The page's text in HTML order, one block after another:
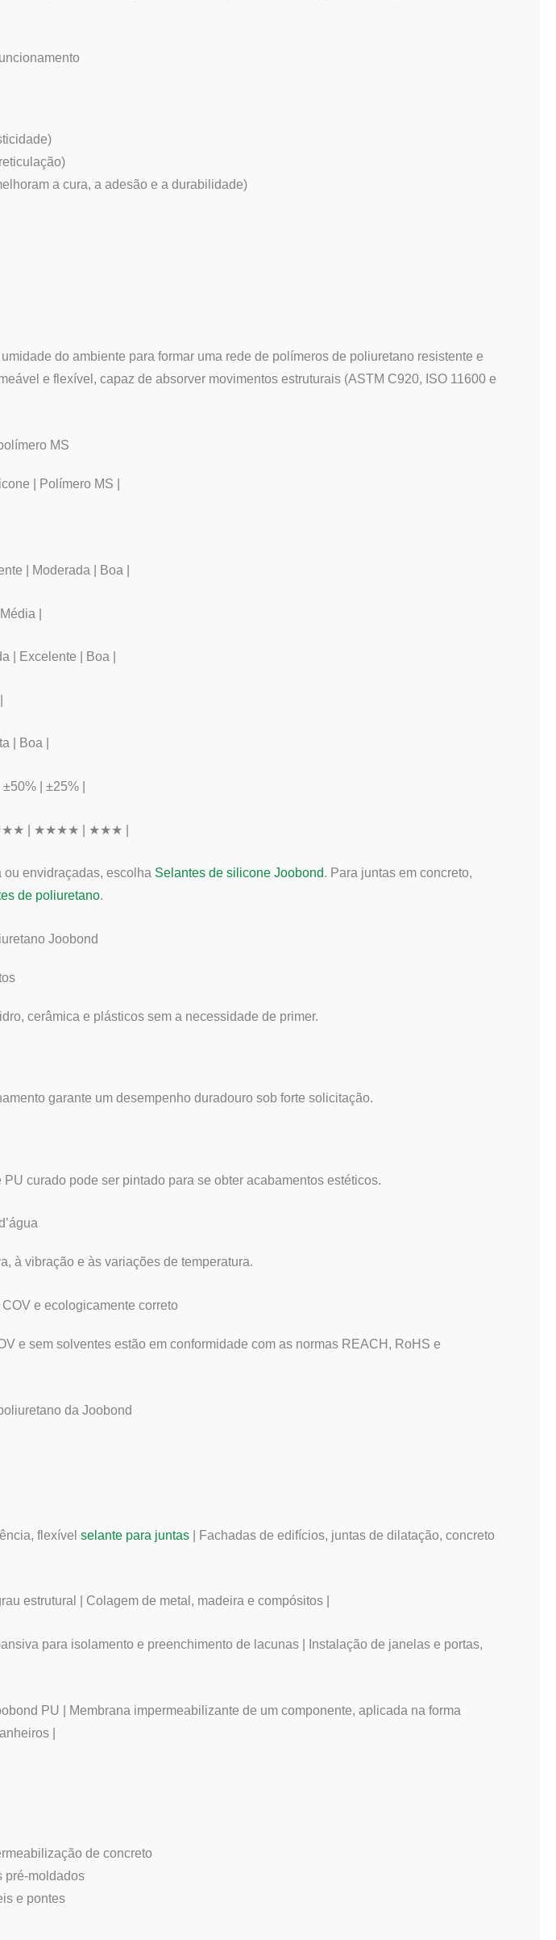
a cura, a adesão e a durabilidade)
do ambiente para formar uma rede de polímeros de poliuretano resistente e
e flexível, capaz de absorver movimentos estruturais (ASTM C920, ISO 11600 e
MS
| Polímero MS |
| Moderada | Boa |
|
| Excelente | Boa |
| Boa |
| ±25% |
| ★★★★ | ★★★ |
ou envidraçadas, escolha Selantes de silicone Joobond. Para juntas em concreto,
de poliuretano.
Joobond
cerâmica e plásticos sem a necessidade de primer.
garante um desempenho duradouro sob forte solicitação.
curado pode ser pintado para se obter acabamentos estéticos.
à vibração e às variações de temperatura.
e ecologicamente correto
e sem solventes estão em conformidade com as normas REACH, RoHS e
da Joobond
flexível selante para juntas | Fachadas de edifícios, juntas de dilatação, concreto
estrutural | Colagem de metal, madeira e compósitos |
para isolamento e preenchimento de lacunas | Instalação de janelas e portas,
PU | Membrana impermeabilizante de um componente, aplicada na forma
|
de concreto
pré-moldados
e pontes